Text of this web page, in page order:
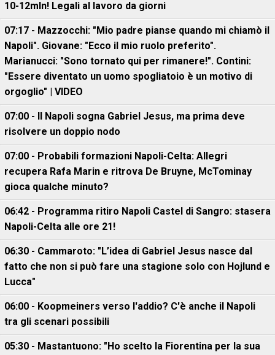
10-12mln! Legali al lavoro da giorni
07:17 - Mazzocchi: "Mio padre pianse quando mi chiamò il
Napoli". Giovane: "Ecco il mio ruolo preferito".
Marianucci: "Sono tornato qui per rimanere!". Contini:
"Essere diventato un uomo spogliatoio è un motivo di
orgoglio" | VIDEO
07:00 - Il Napoli sogna Gabriel Jesus, ma prima deve
risolvere un doppio nodo
07:00 - Probabili formazioni Napoli-Celta: Allegri
recupera Rafa Marin e ritrova De Bruyne, McTominay
gioca qualche minuto?
06:42 - Programma ritiro Napoli Castel di Sangro: stasera
Napoli-Celta alle ore 21!
06:30 - Cammaroto: "L’idea di Gabriel Jesus nasce dal
fatto che non si può fare una stagione solo con Hojlund e
Lucca"
06:00 - Koopmeiners verso l'addio? C'è anche il Napoli
tra gli scenari possibili
05:30 - Mastantuono: "Ho scelto la Fiorentina per la sua